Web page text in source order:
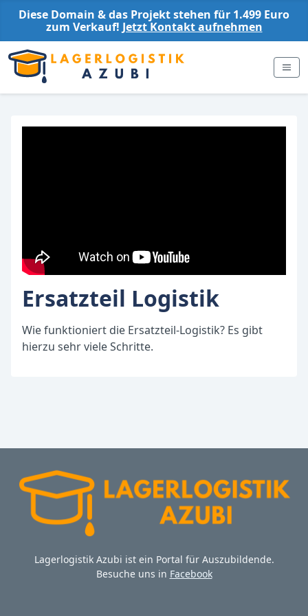
Diese Domain & das Projekt stehen für 1.499 Euro
zum Verkauf! Jetzt Kontakt aufnehmen
Ersatzteil Logistik
Wie funktioniert die Ersatzteil-Logistik? Es gibt
hierzu sehr viele Schritte.
Lagerlogistik Azubi ist ein Portal für Auszubildende.
Besuche uns in Facebook